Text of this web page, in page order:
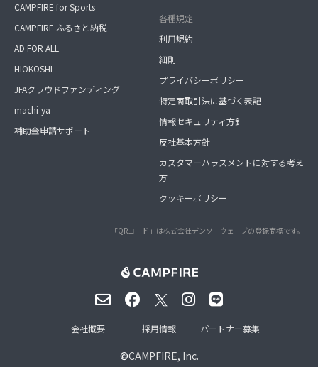
CAMPFIRE for Sports
CAMPFIRE ふるさと納税
AD FOR ALL
HIOKOSHI
JFAクラウドファンディング
machi-ya
補助金申請サポート
各種規定
利用規約
細則
プライバシーポリシー
特定商取引法に基づく表記
情報セキュリティ方針
反社基本方針
カスタマーハラスメントに対する考え
方
クッキーポリシー
「QRコード」は株式会社デンソーウェーブの登録商標です。
©CAMPFIRE, Inc.
会社概要 採用情報 パートナー募集